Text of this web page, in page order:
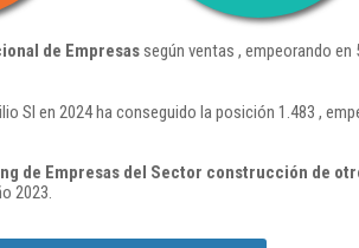
de Empresassegún ventas , empeorando
Sl en 2024 ha conseguido la posición 1.483 ,
de Empresas del Sector construcción de
2023.